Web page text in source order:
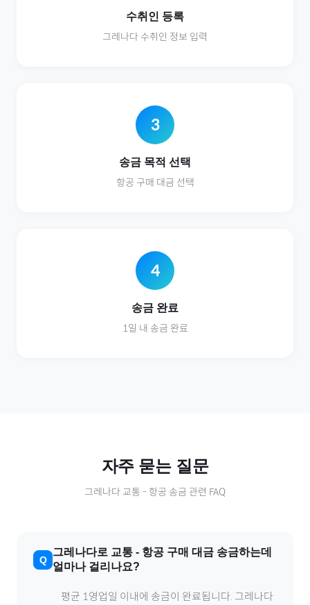
수취인 등록
그레나다 수취인 정보 입력
3
송금 목적 선택
항공 구매 대금 선택
4
송금 완료
1일 내 송금 완료
자주 묻는 질문
그레나다 교통 - 항공 송금 관련 FAQ
그레나다로 교통 - 항공 구매 대금 송금하는데
얼마나 걸리나요?
평균 1영업일 이내에 송금이 완료됩니다. 그레나다